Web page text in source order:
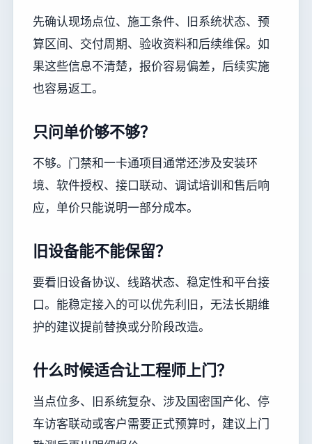
先确认现场点位、施工条件、旧系统状态、预
算区间、交付周期、验收资料和后续维保。如
果这些信息不清楚，报价容易偏差，后续实施
也容易返工。
只问单价够不够？
不够。门禁和一卡通项目通常还涉及安装环
境、软件授权、接口联动、调试培训和售后响
应，单价只能说明一部分成本。
旧设备能不能保留？
要看旧设备协议、线路状态、稳定性和平台接
口。能稳定接入的可以优先利旧，无法长期维
护的建议提前替换或分阶段改造。
什么时候适合让工程师上门？
当点位多、旧系统复杂、涉及国密国产化、停
车访客联动或客户需要正式预算时，建议上门